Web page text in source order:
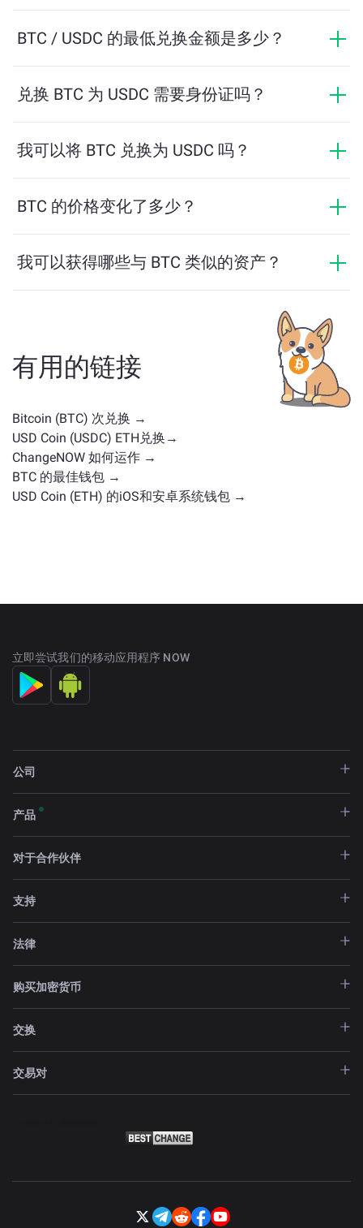
ChangeNOW 提供具有竞争力的费率，没有隐藏费用，
BTC / USDC 的最低兑换金额是多少？
保顺利交易所需的最低金额。但在大多数情况下，最低
兑换 BTC 为 USDC 需要身份证吗？
匿名。然而，如果您登录ChangeNOW Pro并完成验证，
我可以将 BTC 兑换为 USDC 吗？
BTC，反之亦然。此外，ChangeNOW 还支持多链桥功
BTC 的价格变化了多少？
我可以获得哪些与 BTC 类似的资产？
实用代币、治理币或其他类型。常见的替代方案包括具
有类似用途或市场定位的其他加密货币。请查看主交换
页面上所有可供兑换的资产。
有用的链接
Bitcoin (BTC) 次兑换 →
USD Coin (USDC) ETH兑换→
ChangeNOW 如何运作 →
BTC 的最佳钱包 →
USD Coin (ETH) 的iOS和安卓系统钱包 →
立即尝试我们的移动应用程序 NOW
公司
产品
对于合作伙伴
支持
法律
购买加密货币
交换
交易对